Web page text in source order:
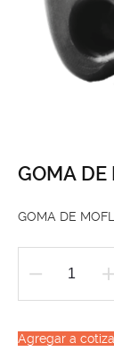
GOMA DE
GOMA DE
GOMA
MOFLE
Agregar a